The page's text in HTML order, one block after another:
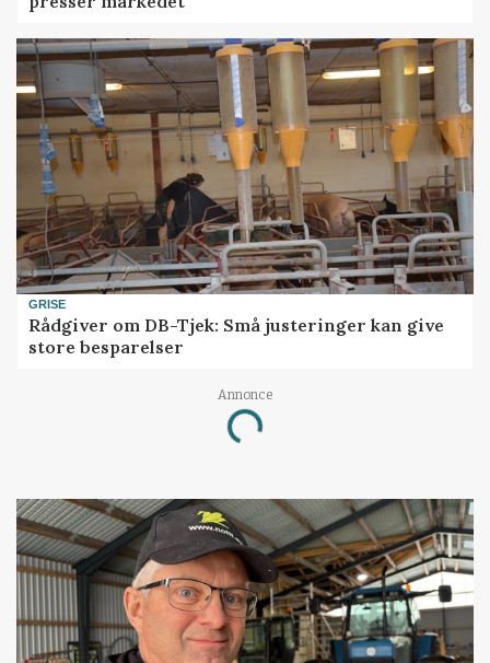
GRISE
Rådgiver om DB-Tjek: Små justeringer kan give
store besparelser
Annonce
Loading...